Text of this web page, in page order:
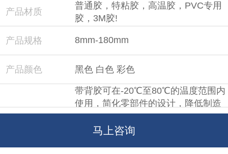
产品材质
普通胶，特粘胶，高温胶，PVC专用
胶，3M胶!
产品规格 8mm-180mm
产品颜色 黑色 白色 彩色
产品特性
带背胶可在-20℃至80℃的温度范围内
使用，简化零部件的设计，降低制造
成本以极低的设计成本达到优异的产
品抗张性能，超强的抗剪切力、正面
马上咨询